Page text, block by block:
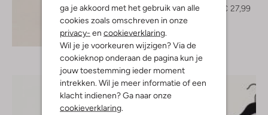
ga je akkoord met het gebruik van alle
cookies zoals omschreven in onze
privacy- en cookieverklaring
Wil je je voorkeuren wijzigen? Via de
cookieknop onderaan de pagina kun je
jouw toestemming ieder moment
intrekken. Wil je meer informatie of een
klacht indienen? Ga naar onze
cookieverklaring
Ontdek de look
€ 39,99
€ 27,99